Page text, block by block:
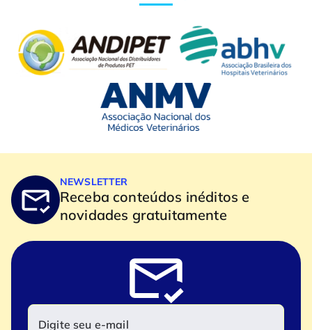
NEWSLETTER
Receba conteúdos inéditos e
novidades gratuitamente